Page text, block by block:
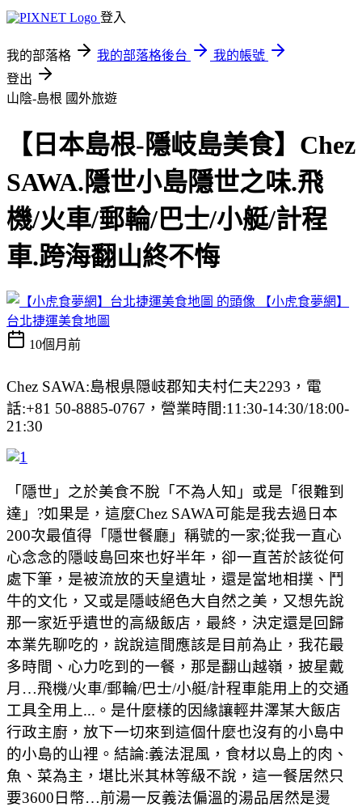
登入
我的部落格 我的部落格後台
我的帳號
登出
山陰-島根 國外旅遊
【日本島根-隱岐島美食】Chez
SAWA.隱世小島隱世之味.飛
機/火車/郵輪/巴士/小艇/計程
車.跨海翻山終不悔
【小虎食夢網】
台北捷運美食地圖
10個月前
Chez SAWA:島根県隠岐郡知夫村仁夫2293，電
話:+81 50-8885-0767，營業時間:11:30-14:30/18:00-
21:30
「隱世」之於美食不脫「不為人知」或是「很難到
達」?如果是，這麼Chez SAWA可能是我去過日本
200次最值得「隱世餐廳」稱號的一家;從我一直心
心念念的隱岐島回來也好半年，卻一直苦於該從何
處下筆，是被流放的天皇遺址，還是當地相撲、鬥
牛的文化，又或是隱岐絕色大自然之美，又想先說
那一家近乎遺世的高級飯店，最終，決定還是回歸
本業先聊吃的，說說這間應該是目前為止，我花最
多時間、心力吃到的一餐，那是翻山越嶺，披星戴
月…飛機/火車/郵輪/巴士/小艇/計程車能用上的交通
工具全用上...。是什麼樣的因緣讓輕井澤某大飯店
行政主廚，放下一切來到這個什麼也沒有的小島中
的小島的山裡。結論:義法混風，食材以島上的肉、
魚、菜為主，堪比米其林等級不說，這一餐居然只
要3600日幣…前湯一反義法偏溫的湯品居然是燙